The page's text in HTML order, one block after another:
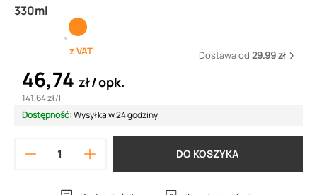
330ml
z VAT Dostawa od 29.99 zł
46,74 zł opk.
141,64 zł/l
Dostępność:Wysyłka w 24 godziny
DO KOSZYKA